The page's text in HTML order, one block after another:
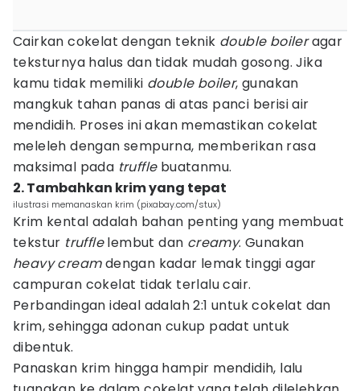
Cairkan cokelat dengan teknik double boileragar
teksturnya halus dan tidak mudah gosong. Jika
kamu tidak memiliki double boiler, gunakan
mangkuk tahan panas di atas panci berisi air
mendidih. Proses ini akan memastikan cokelat
meleleh dengan sempurna, memberikan rasa
maksimal pada trufflebuatanmu.
2. Tambahkan krim yang tepat
ilustrasi memanaskan krim (pixabay.com/stux)
Krim kental adalah bahan penting yang membuat
tekstur trufflelembut dan creamy. Gunakan
heavy creamdengan kadar lemak tinggi agar
campuran cokelat tidak terlalu cair.
Perbandingan ideal adalah 2:1 untuk cokelat dan
krim, sehingga adonan cukup padat untuk
dibentuk.
Panaskan krim hingga hampir mendidih, lalu